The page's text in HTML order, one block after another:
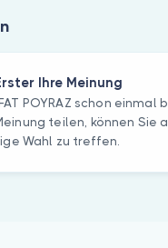
Ihre Meinung
POYRAZ schon einmal
teilen, können Sie
Wahl zu treffen.